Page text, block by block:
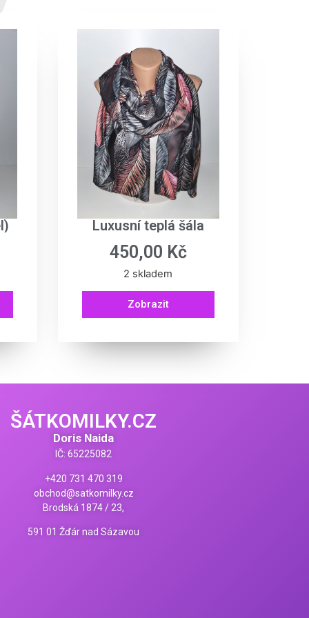
Luxusní teplá šála
450,00 Kč
2 skladem
Zobrazit
ŠÁTKOMILKY.CZ
Doris Naida
IČ: 65225082
+420 731 470 319
obchod@satkomilky.cz
Brodská 1874 / 23,
591 01 Žďár nad Sázavou